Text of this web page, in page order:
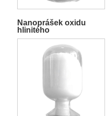
Nanoprášek oxidu
hlinitého